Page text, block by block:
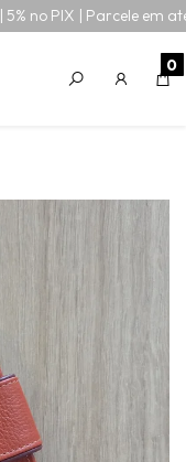
no PIX | Parcele em
0